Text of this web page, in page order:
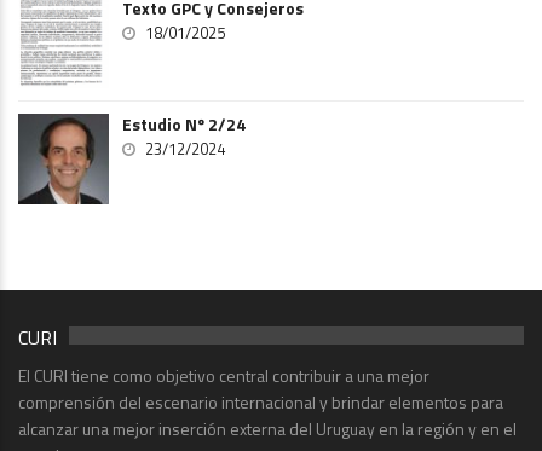
Texto GPC y Consejeros
18/01/2025
Estudio Nº 2/24
23/12/2024
CURI
El CURI tiene como objetivo central contribuir a una mejor
comprensión del escenario internacional y brindar elementos para
alcanzar una mejor inserción externa del Uruguay en la región y en el